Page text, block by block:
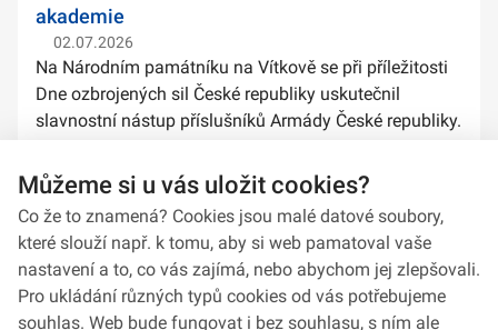
akademie
02.07.2026
Na Národním památníku na Vítkově se při příležitosti
Dne ozbrojených sil České republiky uskutečnil
slavnostní nástup příslušníků Armády České republiky.
stuh na bojové prapory vybranýc...
Můžeme si u vás uložit cookies?
Co že to znamená? Cookies jsou malé datové soubory,
které slouží např. k tomu, aby si web pamatoval vaše
nastavení a to, co vás zajímá, nebo abychom jej zlepšovali.
Pro ukládání různých typů cookies od vás potřebujeme
souhlas. Web bude fungovat i bez souhlasu, s ním ale